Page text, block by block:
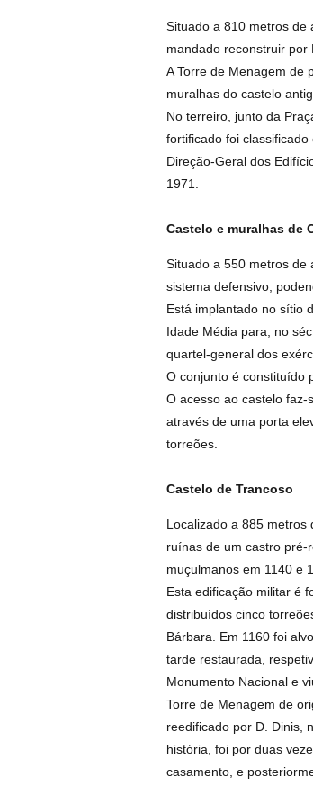
Situado a 810 metros de
mandado reconstruir por
A Torre de Menagem de
muralhas do castelo
No terreiro, junto da
fortificado foi
Direção-Geral dos
1971.
Castelo e muralhas de
Situado a 550 metros de
sistema defensivo,
Está implantado no sítio
Idade Média para, no
quartel-general dos
O conjunto é constituído
O acesso ao castelo
através de uma porta
torreões.
Castelo de Trancoso
Localizado a 885
ruínas de um castro pré-
muçulmanos em 1140 e
Esta edificação militar é
distribuídos cinco
Bárbara. Em 1160 foi
tarde restaurada,
Monumento Nacional e
Torre de Menagem de
reedificado por D. Dinis,
história, foi por duas
casamento, e